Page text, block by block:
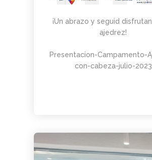
¡Un abrazo y seguid
ajedrez!
Presentacion-Campamento-
con-cabeza-julio-2023